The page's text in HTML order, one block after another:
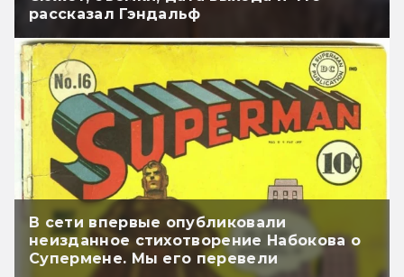
рассказал Гэндальф
В сети впервые опубликовали
неизданное стихотворение Набокова о
Супермене. Мы его перевели